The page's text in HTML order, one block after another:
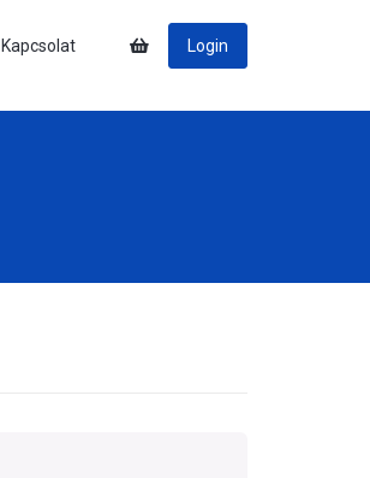
Kapcsolat Login